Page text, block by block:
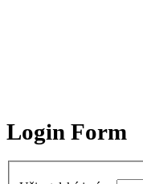
Login Form